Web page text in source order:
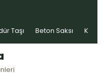
Taşı Beton Saksı Kablo